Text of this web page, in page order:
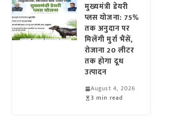
मुख्यमंत्री डेयरी
प्लस योजना: 75%
तक अनुदान पर
मिलेंगी मुर्रा भैंसें,
रोजाना 20 लीटर
तक होगा दूध
उत्पादन
August 4, 2026
3 min read